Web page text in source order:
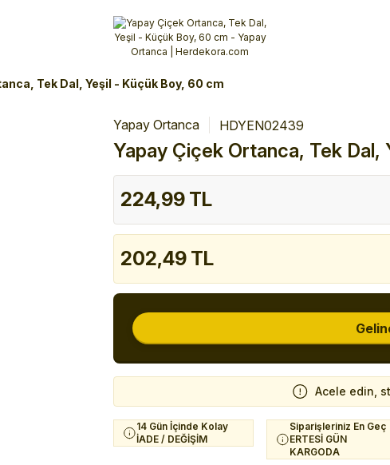
Alışverişlerinizde 3 Taksit Fırsatı!İlk siparişinizi verin!
%10 Havale İndirimi
Şimdi Alışveriş yap!
Tek Dal, Yeşil - Küçük Boy, 60 cm
Yapay Ortanca HDYEN02439
Yapay Çiçek Ortanca, Tek
224,99 TL
202,49 TL
Acele edin,
14 Gün İçinde Kolay
İADE / DEĞİŞİM
Siparişleriniz En Geç
ERTESİ GÜN
KARGODA